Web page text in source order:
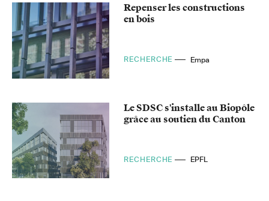
Repenser les constructions
en bois
RECHERCHE Empa
Le SDSC s'installe au Biopôle
grâce au soutien du Canton
RECHERCHE EPFL